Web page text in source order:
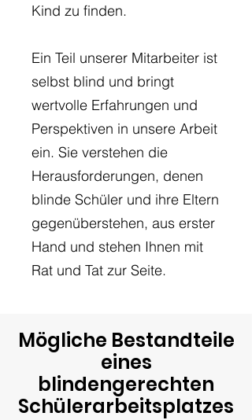
Kind zu finden.
Ein Teil unserer Mitarbeiter ist
selbst blind und bringt
wertvolle Erfahrungen und
Perspektiven in unsere Arbeit
ein. Sie verstehen die
Herausforderungen, denen
blinde Schüler und ihre Eltern
gegenüberstehen, aus erster
Hand und stehen Ihnen mit
Rat und Tat zur Seite.
Mögliche Bestandteile
eines
blindengerechten
Schülerarbeitsplatzes